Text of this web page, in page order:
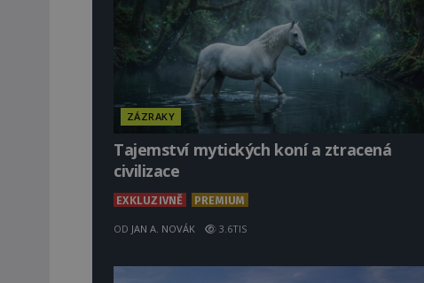
ZÁZRAKY
Tajemství mytických koní a ztracená
civilizace
EXKLUZIVNĚ PREMIUM
OD JAN A. NOVÁK 3.6TIS